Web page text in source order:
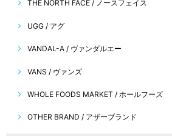
THE NORTH FACE / ノースフェイス
UGG / アグ
VANDAL-A / ヴァンダルエー
VANS / ヴァンズ
WHOLE FOODS MARKET / ホールフーズ
OTHER BRAND / アザーブランド